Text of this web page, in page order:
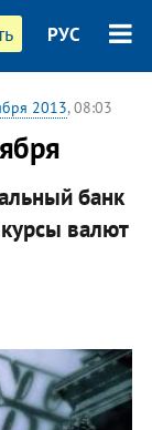
РУС
2013, 08:03
банк
валют